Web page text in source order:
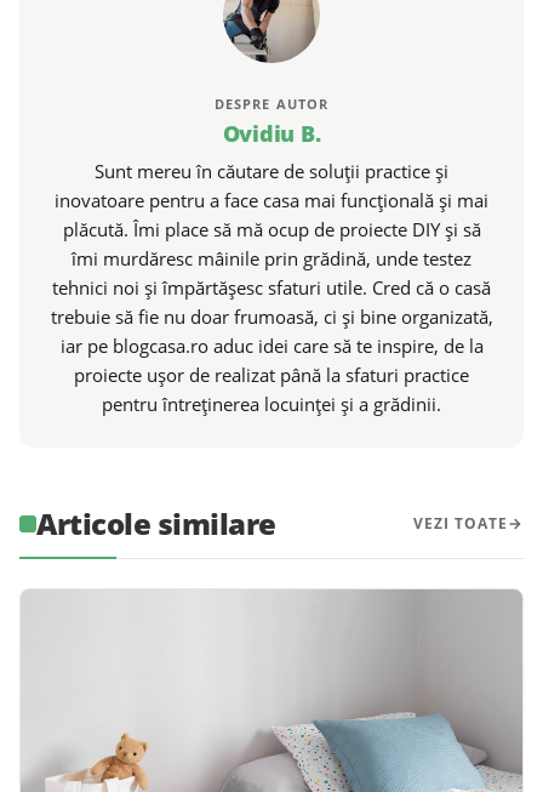
DESPRE AUTOR
Ovidiu B.
Sunt mereu în căutare de soluții practice și
inovatoare pentru a face casa mai funcțională și mai
plăcută. Îmi place să mă ocup de proiecte DIY și să
îmi murdăresc mâinile prin grădină, unde testez
tehnici noi și împărtășesc sfaturi utile. Cred că o casă
trebuie să fie nu doar frumoasă, ci și bine organizată,
iar pe blogcasa.ro aduc idei care să te inspire, de la
proiecte ușor de realizat până la sfaturi practice
pentru întreținerea locuinței și a grădinii.
Articole similare VEZI TOATE